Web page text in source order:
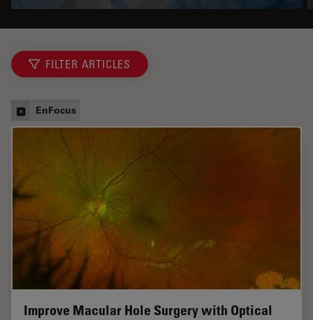
FILTER ARTICLES
EnFocus
Improve Macular Hole Surgery with Optical